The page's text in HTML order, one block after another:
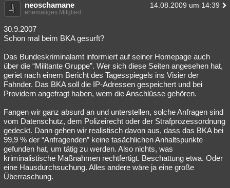
neoschamane 14.08.2009 um 14:39
ehemaliges Mitglied
30.9.2007
Schon mal beim BKA gesurft?
Das Bundeskriminalamt informiert auf seiner Homepage auch
über die “Militante Gruppe”. Wer sich diese Seiten angesehen hat,
geriet nach einem Bericht des Tagesspiegels ins Visier der
Fahnder. Das BKA soll die IP-Adressen gespeichert und bei
Providern angefragt haben, wem die Anschlüsse gehören.
Fangen wir ganz absurd an und unterstellen, solche Anfragen sind
vom Datenschutz, dem Polizeirecht oder der Strafprozessordnung
gedeckt. Dann gehen wir realistisch davon aus, dass das BKA bei
99,9 % der “Anfragenden” keine tasächlichen Anhaltspunkte
gefunden hat, um tätig zu werden. Also nichts, was
kriminalistische Maßnahmen rechtfertigt. Beschattung etwa. Oder
eine Hausdurchsuchung. Alles andere wäre ja eine große
Überraschung.